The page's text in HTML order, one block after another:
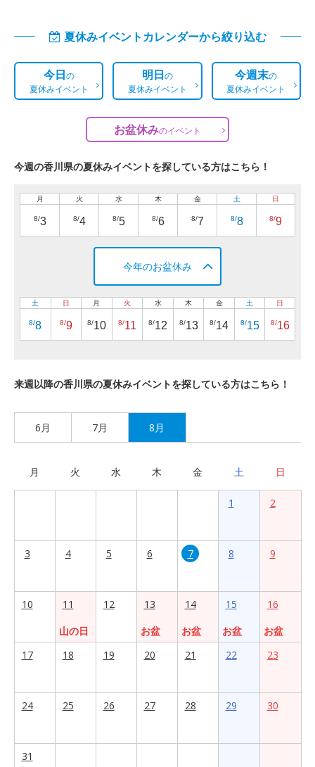
夏休みイベントカレンダーから絞り込む
今日の
夏休みイベント
明日の
夏休みイベント
今週末の
夏休みイベント
お盆休みのイベント
今週の香川県の夏休みイベントを探している方はこちら！
月
8/3
火
8/4
水
8/5
木
8/6
金
8/7
土
8/8
日
8/9
今年のお盆休み
土
8/8
日
8/9
月
8/10
火
8/11
水
8/12
木
8/13
金
8/14
土
8/15
日
8/16
来週以降の香川県の夏休みイベントを探している方はこちら！
6月 7月 8月
月 火 水 木 金 土 日
1 2
3 4 5 6 7 8 9
10
11
山の日
12
13
お盆
14
お盆
15
お盆
16
お盆
17
18 19 20 21 22 23
24 25 26 27 28 29 30
31